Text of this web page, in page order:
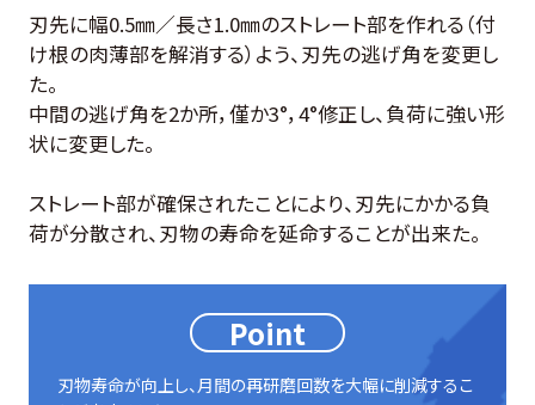
刃先に幅0.5㎜／長さ1.0㎜のストレート部を作れる（付
け根の肉薄部を解消する）よう、刃先の逃げ角を変更し
た。
中間の逃げ角を2か所，僅か3°，4°修正し、負荷に強い形
状に変更した。
ストレート部が確保されたことにより、刃先にかかる負
荷が分散され、刃物の寿命を延命することが出来た。
Point
刃物寿命が向上し、月間の再研磨回数を大幅に削減するこ